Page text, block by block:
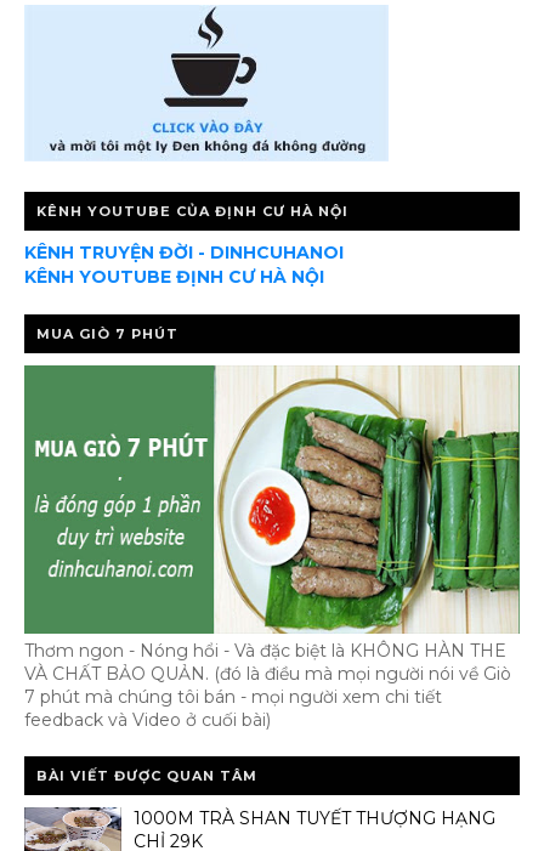
KÊNH YOUTUBE CỦA ĐỊNH CƯ HÀ NỘI
KÊNH TRUYỆN ĐỜI - DINHCUHANOI
KÊNH YOUTUBE ĐỊNH CƯ HÀ NỘI
MUA GIÒ 7 PHÚT
Thơm ngon - Nóng hổi - Và đặc biệt là KHÔNG HÀN THE
VÀ CHẤT BẢO QUẢN. (đó là điều mà mọi người nói về Giò
7 phút mà chúng tôi bán - mọi người xem chi tiết
feedback và Video ở cuối bài)
BÀI VIẾT ĐƯỢC QUAN TÂM
1000M TRÀ SHAN TUYẾT THƯỢNG HẠNG
CHỈ 29K